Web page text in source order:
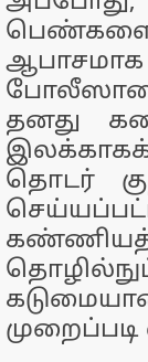
ஆபாசமாக
தனது
தொடர்